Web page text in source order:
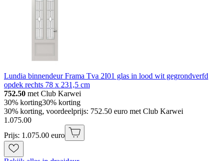
Lundia binnendeur Frama Tva 2I01 glas in lood wit gegrondverfd
opdek rechts 78 x 231,5 cm
752.50 met Club Karwei
30% korting30% korting
30% korting, voordeelprijs: 752.50 euro met Club Karwei
1 .075.00
Prijs: 1.075.00 euro